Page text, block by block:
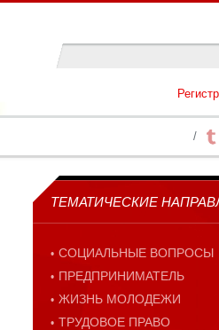
ТЕМАТИЧЕСКИЕ
СОЦИАЛЬНЫЕ ВОПРОСЫ
ПРЕДПРИНИМАТЕЛЬ
ЖИЗНЬ МОЛОДЕЖИ
ТРУДОВОЕ ПРАВО